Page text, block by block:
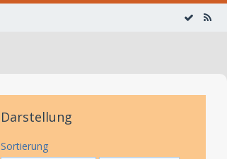
Darstellung
Sortierung